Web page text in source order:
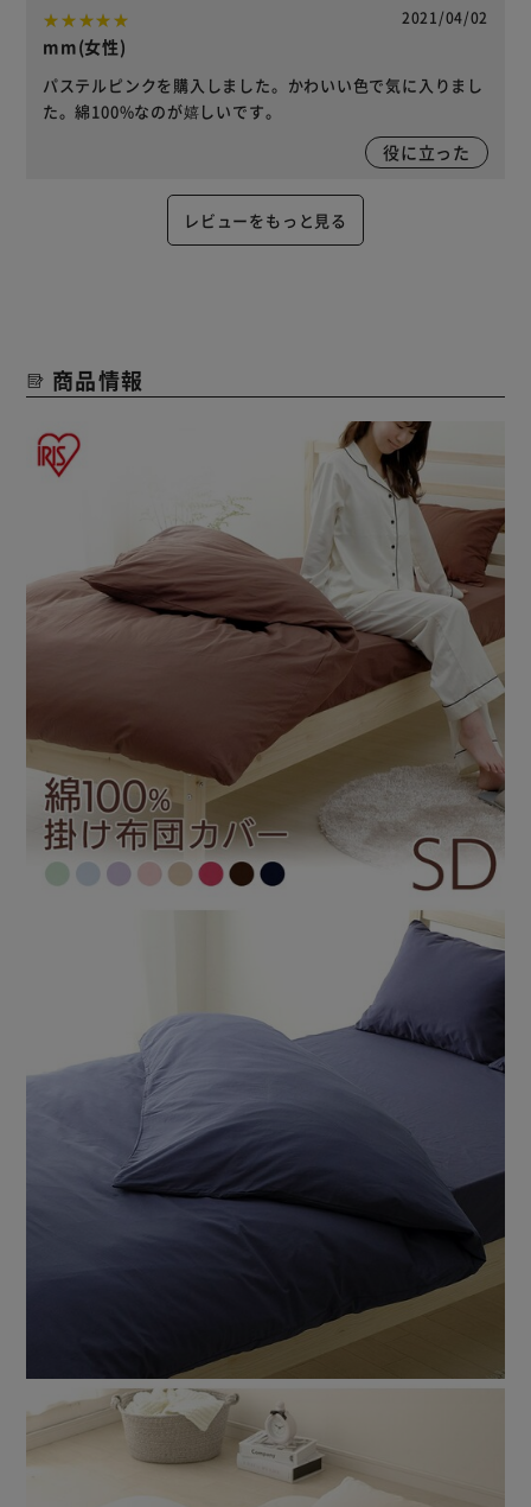
2021/04/02
mm(女性)
パステルピンクを購入しました。かわいい色で気に入りまし
た。綿100%なのが嬉しいです。
役に立った
レビューをもっと見る
商品情報